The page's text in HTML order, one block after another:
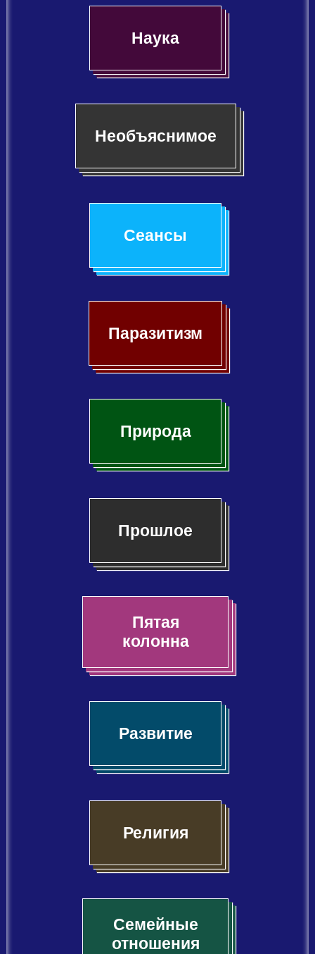
Наука
Необъяснимое
Сеансы
Паразитизм
Природа
Прошлое
Пятая
колонна
Развитие
Религия
Семейные
отношения